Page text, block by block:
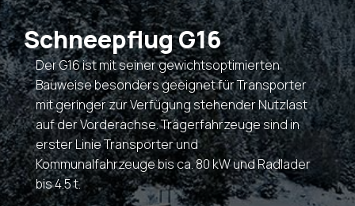
Schneepflug G16
Der G16 ist mit seiner gewichtsoptimierten
Bauweise besonders geeignet für Transporter
mit geringer zur Verfügung stehender Nutzlast
auf der Vorderachse. Trägerfahrzeuge sind in
erster Linie Transporter und
Kommunalfahrzeuge bis ca. 80 kW und Radlader
bis 4.5 t.